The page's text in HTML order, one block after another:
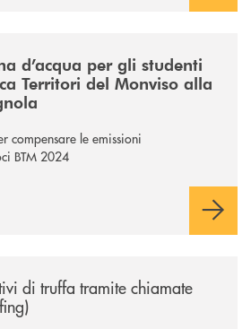
d’acqua per gli studenti
Territori del Monviso alla
compensare le emissioni
BTM 2024
di truffa tramite chiamate